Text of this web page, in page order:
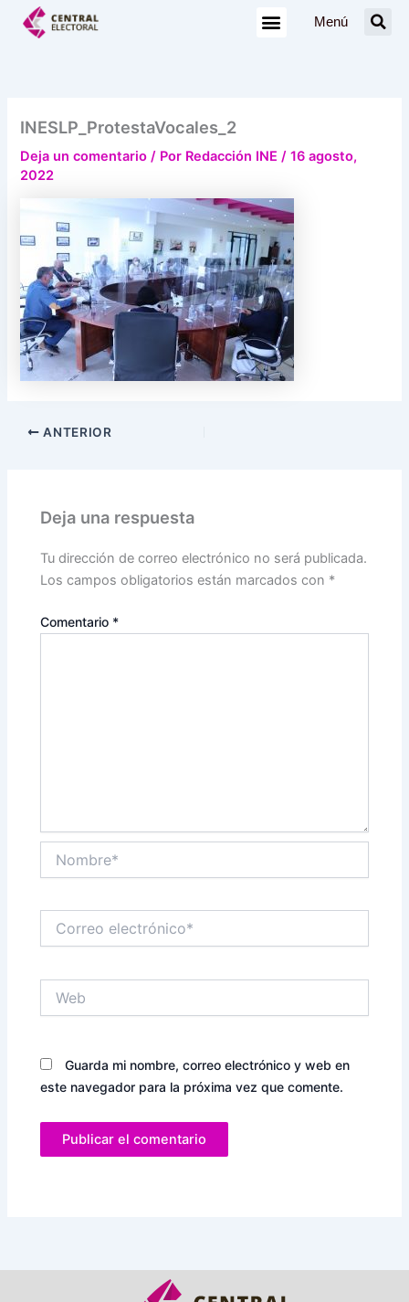
Menú
INESLP_ProtestaVocales_2
Deja un comentario / Por Redacción INE/16 agosto,
2022
ANTERIOR
Deja una respuesta
Tu dirección de correo electrónico no será publicada.
Los campos obligatorios están marcados con *
Comentario *
electrónico*
Guarda mi nombre, correo electrónico y web en
este navegador para la próxima vez que comente.